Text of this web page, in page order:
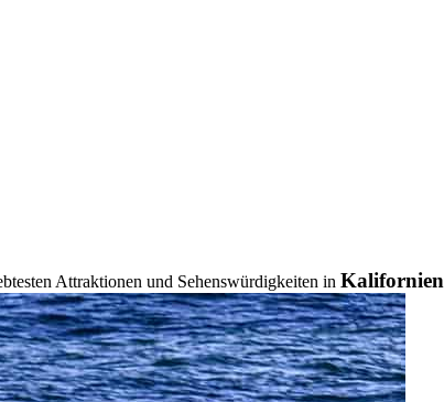
Attraktionen und Sehenswürdigkeiten in Kalifornien